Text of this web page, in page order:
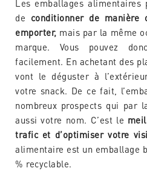
Les emballages alimentaires
de conditionner de manière
emporter, mais par la même
marque. Vous pouvez
facilement. En achetant des
vont le déguster à
votre snack. De ce fait,
nombreux prospects qui par
aussi votre nom. C’est le
trafic et d’optimiser votre
alimentaire est un emballage
% recyclable.